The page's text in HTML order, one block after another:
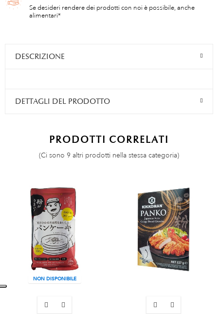
Se desideri rendere dei prodotti con noi è possibile, anche
alimentari*
DESCRIZIONE
DETTAGLI DEL PRODOTTO
PRODOTTI CORRELATI
(Ci sono 9 altri prodotti nella stessa categoria)
NON DISPONIBILE